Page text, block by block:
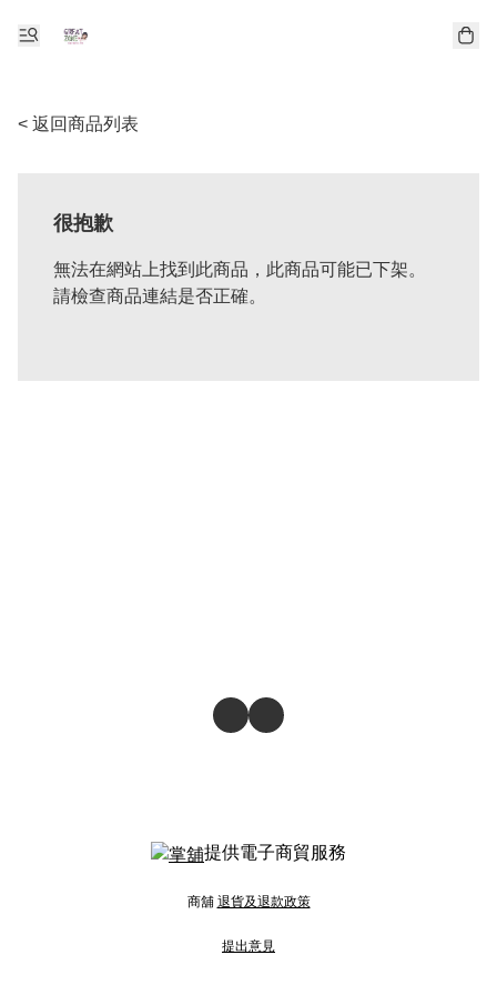
< 返回商品列表
很抱歉
無法在網站上找到此商品，此商品可能已下架。
請檢查商品連結是否正確。
提供電子商貿服務
商舖 退貨及退款政策
提出意見